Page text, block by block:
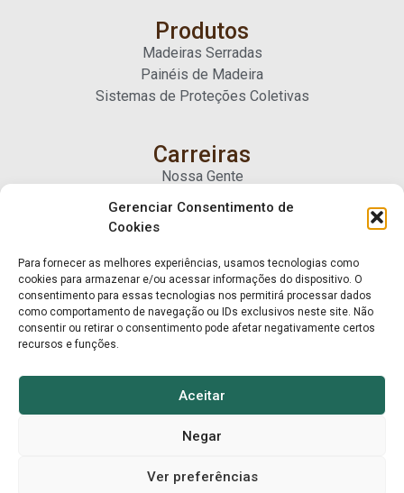
Gerenciar Consentimento de
Cookies
Para fornecer as melhores experiências, usamos tecnologias como
cookies para armazenar e/ou acessar informações do dispositivo. O
consentimento para essas tecnologias nos permitirá processar dados
como comportamento de navegação ou IDs exclusivos neste site. Não
consentir ou retirar o consentimento pode afetar negativamente certos
recursos e funções.
Aceitar
Negar
Ver preferências
Produtos
Madeiras Serradas
Painéis de Madeira
Sistemas de Proteções Coletivas
Carreiras
Nossa Gente
Fale Conosco
Trabalhe Conosco
© Mart Madeiras 2025. Todos os direitos reservados.
Privacidade e CookiesMart Madeiras ↑